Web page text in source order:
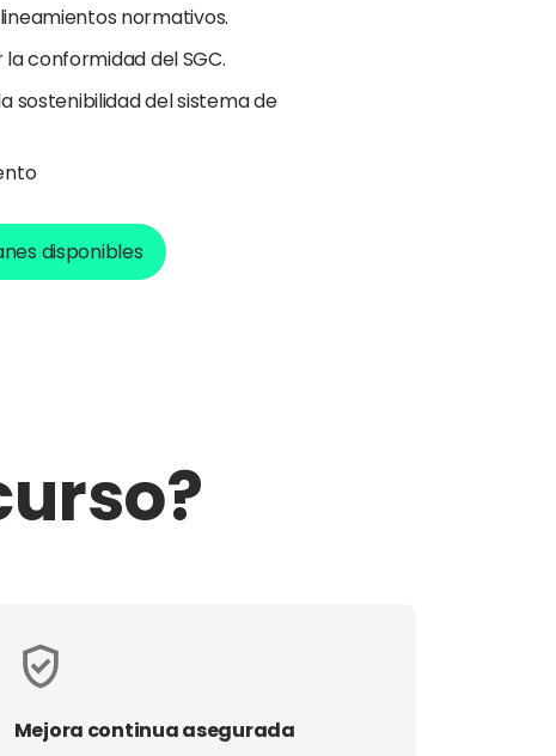
normativos.
conformidad del SGC.
sostenibilidad del sistema de
disponibles
Mejora continua asegurada